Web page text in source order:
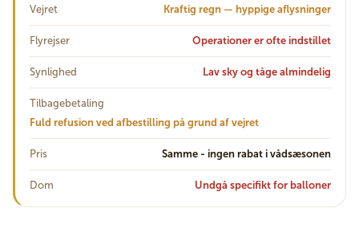
Vejret Kraftig regn — hyppige aflysninger
Flyrejser Operationer er ofte indstillet
Synlighed Lav sky og tåge almindelig
Tilbagebetaling
Fuld refusion ved afbestilling på grund af vejret
Pris Samme - ingen rabat i vådsæsonen
Dom Undgå specifikt for balloner